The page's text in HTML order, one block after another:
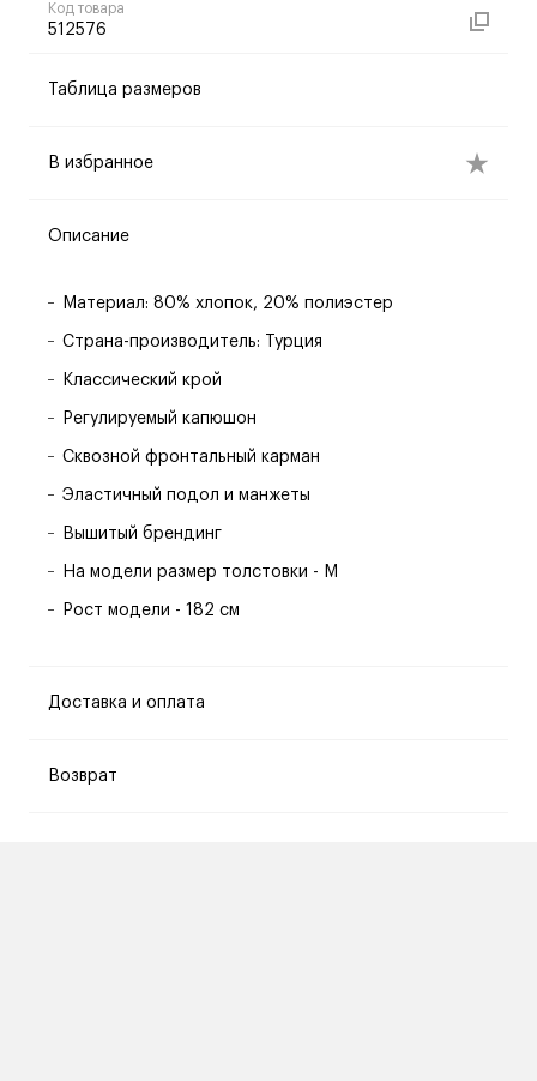
Код товара
512576
Таблица размеров
В избранное
Описание
Материал: 80% хлопок, 20% полиэстер
Страна-производитель: Турция
Классический крой
Регулируемый капюшон
Сквозной фронтальный карман
Эластичный подол и манжеты
Вышитый брендинг
На модели размер толстовки - M
Рост модели - 182 см
Доставка и оплата
Возврат